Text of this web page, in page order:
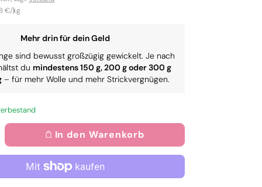
€/kg
)
Mehr drin für dein Geld
sind bewusst großzügig gewickelt. Je nach
du mindestens 150 g, 200 g oder 300 g
– für mehr Wolle und mehr Strickvergnügen.
In den Warenkorb